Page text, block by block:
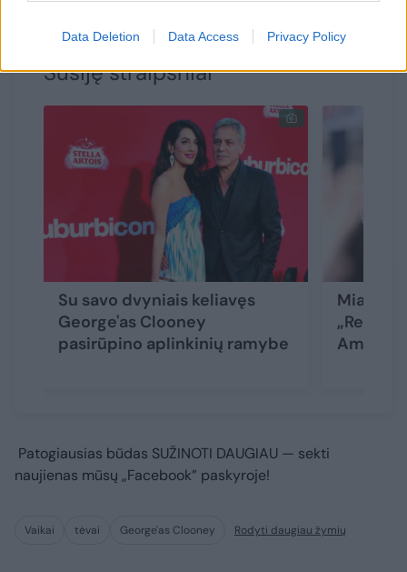
Data Deletion Data Access Privacy Policy
Susiję straipsniai
Su savo dvyniais keliavęs
George'as Clooney
pasirūpino aplinkinių ramybe
Amal
Patogiausias būdas SUŽINOTI DAUGIAU — sekti
naujienas mūsų „Facebook” paskyroje!
Vaikai tėvai George'as Clooney Rodyti daugiau žymių